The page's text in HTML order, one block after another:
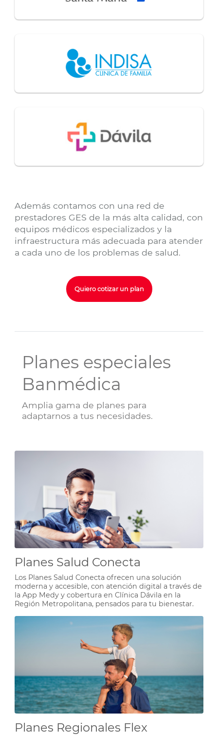
Además contamos con una red de
prestadores GES de la más alta calidad, con
equipos médicos especializados y la
infraestructura más adecuada para atender
a cada uno de los problemas de salud.
Quiero cotizar un plan
Planes especiales
Banmédica
Amplia gama de planes para
adaptarnos a tus necesidades.
Planes Salud Conecta
Los Planes Salud Conecta ofrecen una solución
moderna y accesible, con atención digital a través de
la App Medy y cobertura en Clínica Dávila en la
Región Metropolitana, pensados para tu bienestar.
Planes Regionales Flex